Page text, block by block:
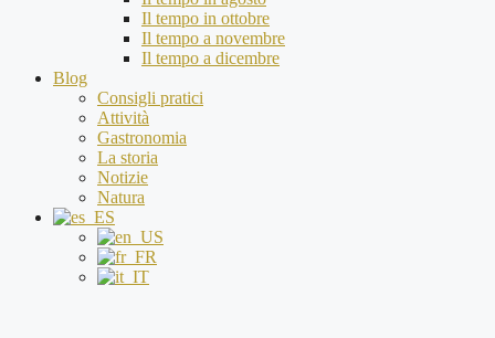
Il tempo in ottobre
Il tempo a novembre
Il tempo a dicembre
Blog
Consigli pratici
Attività
Gastronomia
La storia
Notizie
Natura